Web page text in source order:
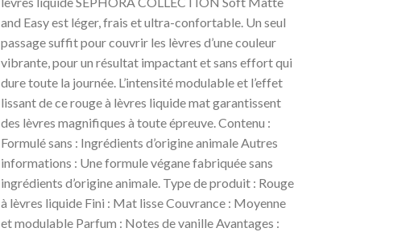
and Easy est léger, frais et ultra-confortable. Un seul
passage suffit pour couvrir les lèvres d’une couleur
vibrante, pour un résultat impactant et sans effort qui
dure toute la journée. L’intensité modulable et l’effet
lissant de ce rouge à lèvres liquide mat garantissent
des lèvres magnifiques à toute épreuve. Contenu :
Formulé sans : Ingrédients d’origine animale Autres
informations : Une formule végane fabriquée sans
ingrédients d’origine animale. Type de produit : Rouge
à lèvres liquide Fini : Mat lisse Couvrance : Moyenne
et modulable Parfum : Notes de vanille Avantages :